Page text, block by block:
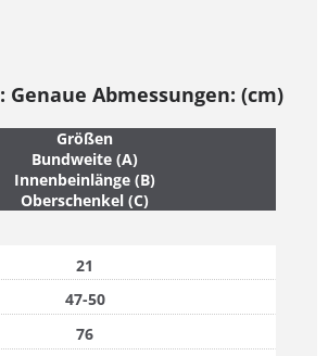
: Genaue Abmessungen: (cm)
Größen
Bundweite (A)
Innenbeinlänge (B)
Oberschenkel (C)
21
47-50
76